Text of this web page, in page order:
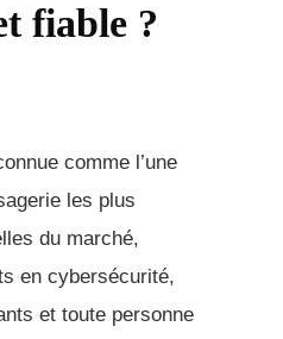
fiable ?
comme l’une
les plus
du marché,
en cybersécurité,
et toute personne